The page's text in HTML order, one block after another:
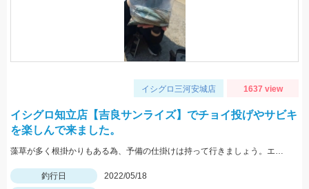
イシグロ三河安城店 1637 view
イシグロ知立店【吉良サンライズ】でチョイ投げやサビキ
を楽しんで来ました。
藻草が多く根掛かりもある為、予備の仕掛けは持って行きましょう。エサは石ゴカイを使用しました。
釣行日
2022/05/18